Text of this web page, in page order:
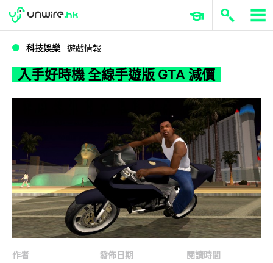
入手好時機 全線手遊版 GTA 減價
WWDC 2026 ERP 與商業 AI
科技娛樂 遊戲情報
入手好時機 全線手遊版 GTA 減價
作者
發佈日期
閱讀時間